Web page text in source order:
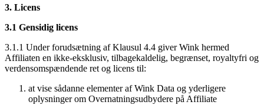
3. Licens
3.1 Gensidig licens
3.1.1 Under forudsætning af Klausul 4.4 giver Wink hermed
Affiliaten en ikke-eksklusiv, tilbagekaldelig, begrænset, royaltyfri og
verdensomspændende ret og licens til:
at vise sådanne elementer af Wink Data og yderligere
oplysninger om Overnatningsudbydere på Affiliate